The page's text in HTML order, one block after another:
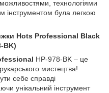
технологіями
інструментом була легкою
Hots Professional Black
BK)
HP-978-BK – це
мистецтва!
себе справді
унікальний інструмент